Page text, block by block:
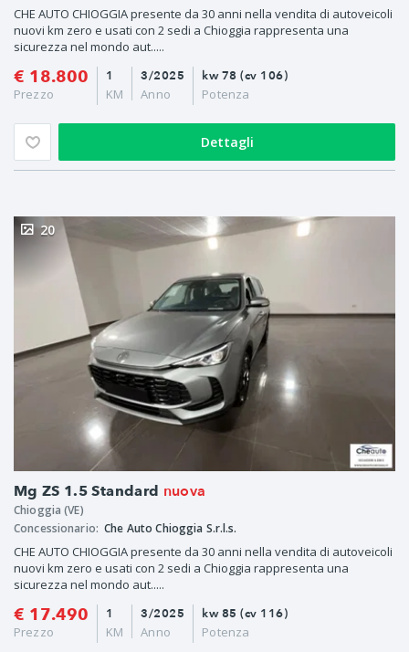
CHE AUTO CHIOGGIA presente da 30 anni nella vendita di autoveicoli
nuovi km zero e usati con 2 sedi a Chioggia rappresenta una
sicurezza nel mondo aut.....
€ 18.800
Prezzo
3/2025
Anno
1
KM
kw 78 (cv 106)
Potenza
Dettagli
Mg ZS 1.5 Standard nuova
20
Chioggia (VE)
Concessionario: Che Auto Chioggia S.r.l.s.
CHE AUTO CHIOGGIA presente da 30 anni nella vendita di autoveicoli
nuovi km zero e usati con 2 sedi a Chioggia rappresenta una
sicurezza nel mondo aut.....
€ 17.490
Prezzo
3/2025
Anno
1
KM
kw 85 (cv 116)
Potenza